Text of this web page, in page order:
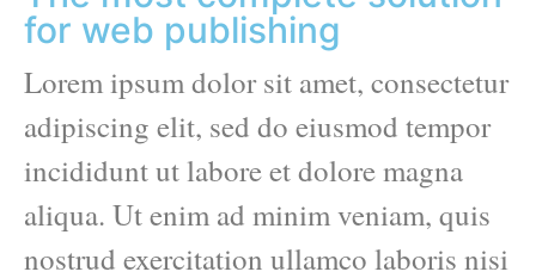
for web publishing
Lorem ipsum dolor sit amet, consectetur
adipiscing elit, sed do eiusmod tempor
incididunt ut labore et dolore magna
aliqua. Ut enim ad minim veniam, quis
nostrud exercitation ullamco laboris nisi